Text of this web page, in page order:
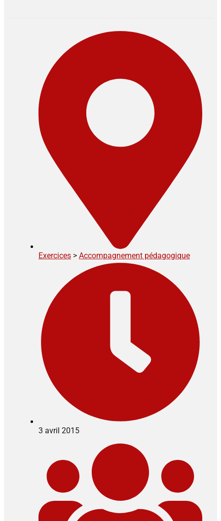
Exercices > Accompagnement pédagogique
3 avril 2015